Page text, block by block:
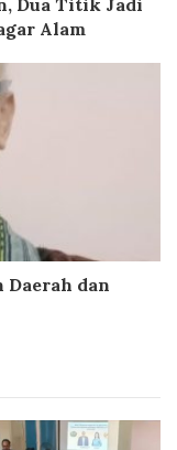
Dua Titik Jadi
Alam
Daerah dan